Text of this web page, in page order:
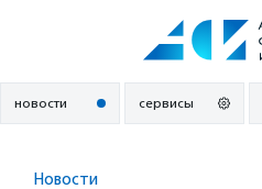
новости сервисы
Новости